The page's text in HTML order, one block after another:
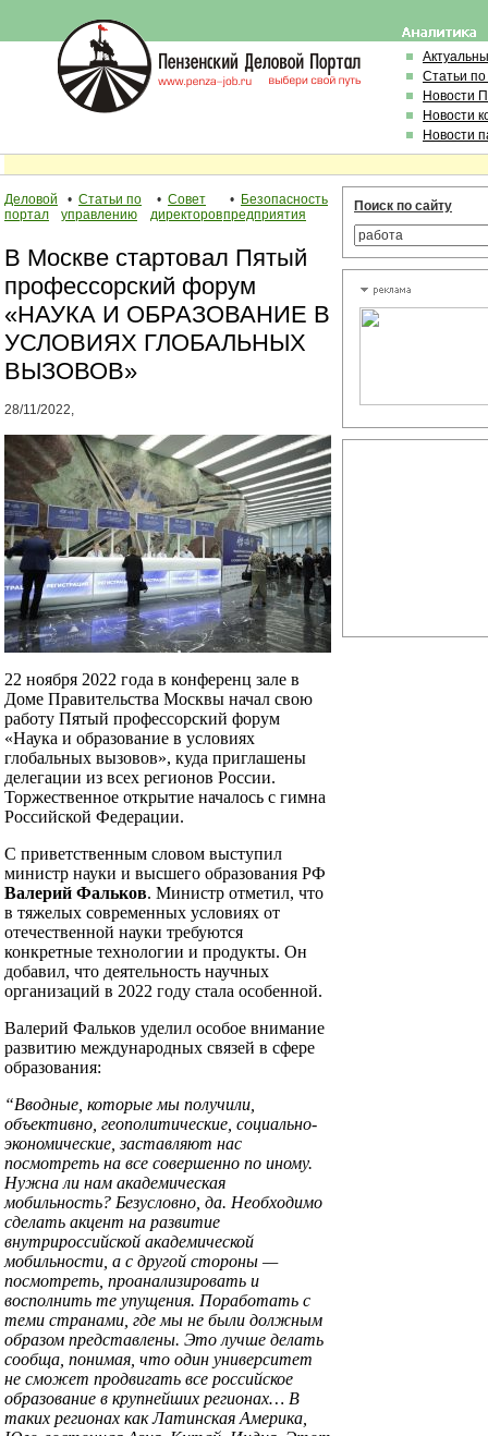
Статьи
Новости
Новости
Новости
Деловой
портал
• Статьи по
управлению
• Совет
директоров
• Безопасность
предприятия
В Москве стартовал Пятый
профессорский форум
«НАУКА И ОБРАЗОВАНИЕ В
УСЛОВИЯХ ГЛОБАЛЬНЫХ
ВЫЗОВОВ»
28/11/2022,
22 ноября 2022 года в конференц зале в
Доме Правительства Москвы начал свою
работу Пятый профессорский форум
«Наука и образование в условиях
глобальных вызовов», куда приглашены
делегации из всех регионов России.
Торжественное открытие началось с гимна
Российской Федерации.
С приветственным словом выступил
министр науки и высшего образования РФ
Валерий Фальков. Министр отметил, что
в тяжелых современных условиях от
отечественной науки требуются
конкретные технологии и продукты. Он
добавил, что деятельность научных
организаций в 2022 году стала особенной.
Валерий Фальков уделил особое внимание
развитию международных связей в сфере
образования:
“Вводные, которые мы получили,
объективно, геополитические, социально-
экономические, заставляют нас
посмотреть на все совершенно по иному.
Нужна ли нам академическая
мобильность? Безусловно, да. Необходимо
сделать акцент на развитие
внутрироссийской академической
мобильности, а с другой стороны —
посмотреть, проанализировать и
восполнить те упущения. Поработать с
теми странами, где мы не были должным
образом представлены. Это лучше делать
сообща, понимая, что один университет
не сможет продвигать все российское
образование в крупнейших регионах… В
таких регионах как Латинская Америка,
Поиск по сайту